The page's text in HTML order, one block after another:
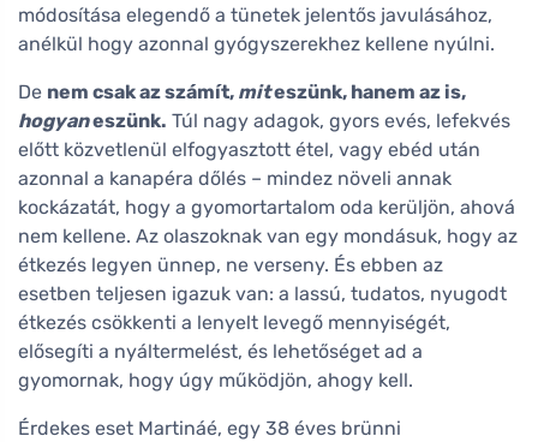
módosítása elegendő a tünetek jelentős javulásához,
anélkül hogy azonnal gyógyszerekhez kellene nyúlni.
De nem csak az számít, miteszünk, hanem az is,
hogyaneszünk. Túl nagy adagok, gyors evés, lefekvés
előtt közvetlenül elfogyasztott étel, vagy ebéd után
azonnal a kanapéra dőlés – mindez növeli annak
kockázatát, hogy a gyomortartalom oda kerüljön, ahová
nem kellene. Az olaszoknak van egy mondásuk, hogy az
étkezés legyen ünnep, ne verseny. És ebben az
esetben teljesen igazuk van: a lassú, tudatos, nyugodt
étkezés csökkenti a lenyelt levegő mennyiségét,
elősegíti a nyáltermelést, és lehetőséget ad a
gyomornak, hogy úgy működjön, ahogy kell.
Érdekes eset Martináé, egy 38 éves brünni